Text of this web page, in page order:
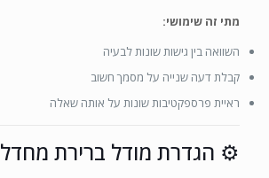
מתי זה שימושי:
השוואה בין גישות שונות לבעיה
קבלת דעה שנייה על מסמך חשוב
ראיית פרספקטיבות שונות על אותה שאלה
⚙️ הגדרת מודל ברירת מחדל